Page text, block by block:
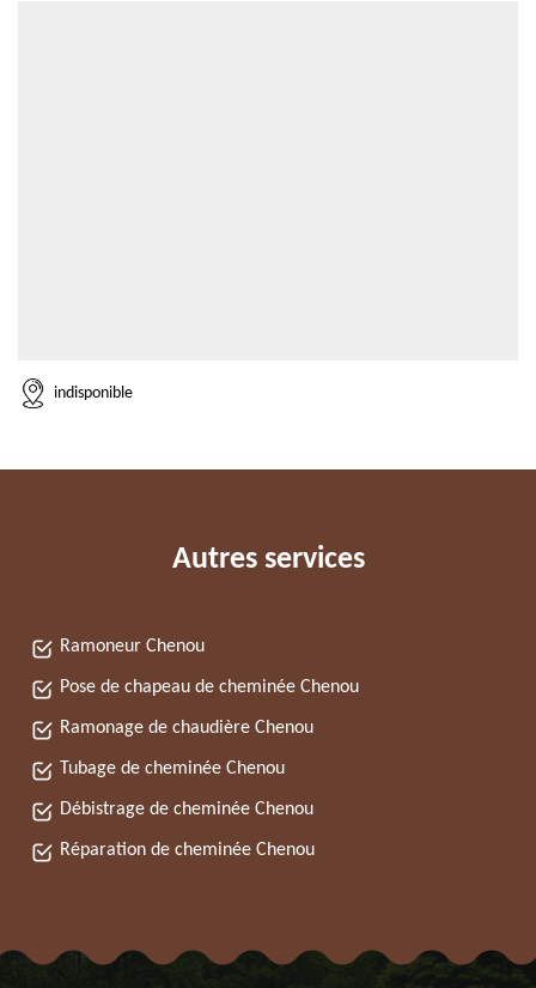
indisponible
Autres services
Ramoneur Chenou
Pose de chapeau de cheminée Chenou
Ramonage de chaudière Chenou
Tubage de cheminée Chenou
Débistrage de cheminée Chenou
Réparation de cheminée Chenou